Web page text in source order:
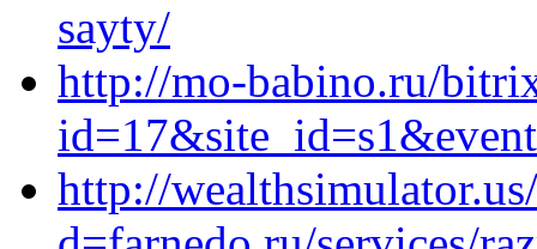
sayty/
http://mo-babino.ru/
http://